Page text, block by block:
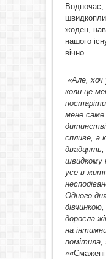
Водночас,
жоден,
нашого
вічно.
«Але, хоч
коли це
мене
спливе, а
швидкому
усе в
Одного
доросла
на
помітила,
««Смажені